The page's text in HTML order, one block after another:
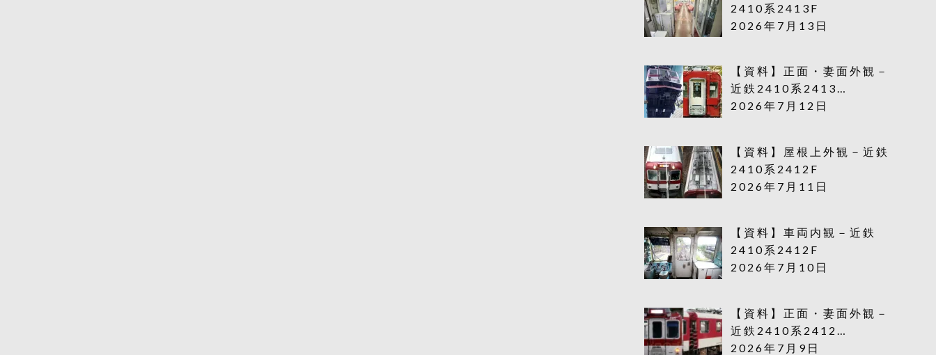
2410系2413F
2026年7月13日
【資料】正面・妻面外観－
近鉄2410系2413…
2026年7月12日
【資料】屋根上外観－近鉄
2410系2412F
2026年7月11日
【資料】車両内観－近鉄
2410系2412F
2026年7月10日
【資料】正面・妻面外観－
近鉄2410系2412…
2026年7月9日